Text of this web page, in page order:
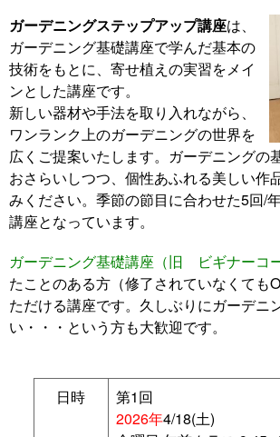
ガーデニングステップアップ講座は、
ガーデニング基礎講座で学んだ基本の
技術をもとに、寄せ植えの実習をメイ
ンとした講座です。
新しい器材や手法を取り入れながら、
ワンランク上のガーデニングの世界を
広くご提案いたします。ガーデニングの
おさらいしつつ、個性あふれる美しい作
みください。季節の節目に合わせた5回/
講座となっています。
ガーデニング基礎講座（旧 ビギナーコー
たことのある方（修了されていなくても
ただける講座です。久しぶりにガーデニ
い・・・という方も大歓迎です。
日時
第1回
2026年4/18(土)